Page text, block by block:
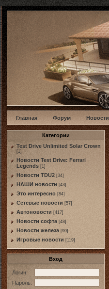
w
Главная Форум Новости
Категории
Test Drive Unlimited Solar Crown
[1]
Новости Test Drive: Ferrari
Legends [1]
Новости TDU2 [34]
НАШИ новости [43]
Это интересно [84]
Сетевые новости [57]
Автоновости [417]
Новости софта [48]
Новоcти железа [90]
Игровые новости [119]
Вход
Логин:
Пароль: